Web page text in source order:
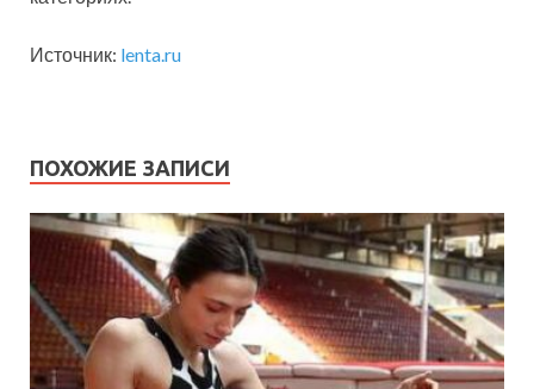
Источник: lenta.ru
ПОХОЖИЕ ЗАПИСИ